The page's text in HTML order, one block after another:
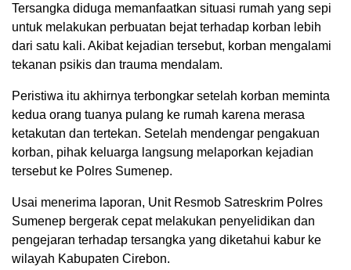
Tersangka diduga memanfaatkan situasi rumah yang sepi
untuk melakukan perbuatan bejat terhadap korban lebih
dari satu kali. Akibat kejadian tersebut, korban mengalami
tekanan psikis dan trauma mendalam.
Peristiwa itu akhirnya terbongkar setelah korban meminta
kedua orang tuanya pulang ke rumah karena merasa
ketakutan dan tertekan. Setelah mendengar pengakuan
korban, pihak keluarga langsung melaporkan kejadian
tersebut ke Polres Sumenep.
Usai menerima laporan, Unit Resmob Satreskrim Polres
Sumenep bergerak cepat melakukan penyelidikan dan
pengejaran terhadap tersangka yang diketahui kabur ke
wilayah Kabupaten Cirebon.